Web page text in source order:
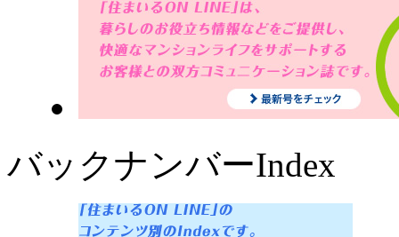
バックナンバーIndex